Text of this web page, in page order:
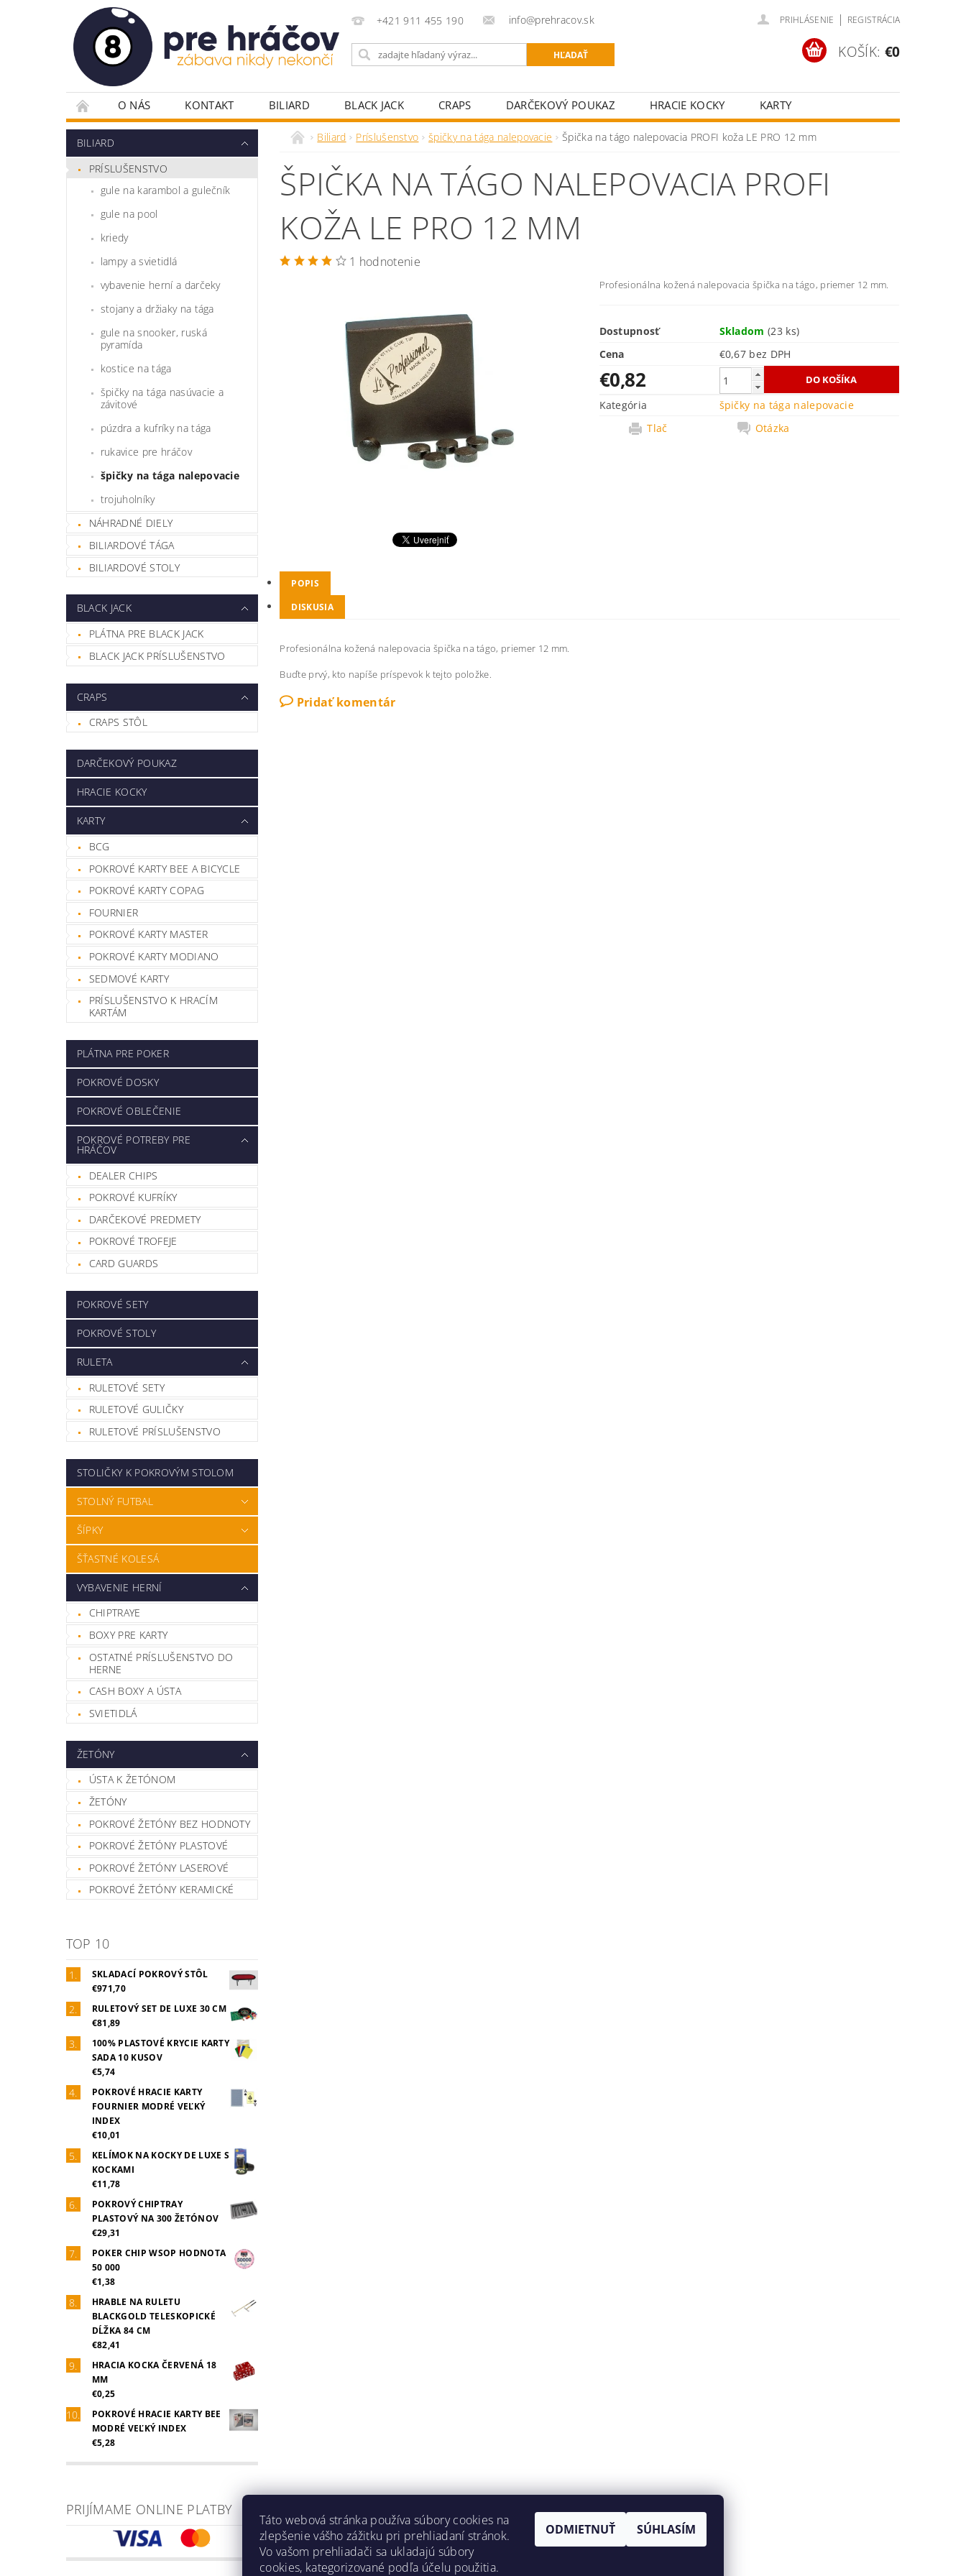
+421 911 455 190 info@prehracov.sk PRIHLÁSENIE | REGISTRÁCIA
KOŠÍK: €0
O NÁS KONTAKT BILIARD BLACK JACK CRAPS DARČEKOVÝ POUKAZ HRACIE KOCKY
KARTY
PLÁTNA PRE POKER
POKROVÉ DOSKY POKROVÉ OBLEČENIE POKROVÉ POTREBY PRE HRÁČOV
POKROVÉ SETY
POKROVÉ STOLY
RULETA
VYBAVENIE HERNÍ
ŽETÓNY
BILIARD
PRÍSLUŠENSTVO
gule na karambol a gulečník
gule na pool
kriedy
lampy a svietidlá
vybavenie herní a darčeky
stojany a držiaky na tága
gule na snooker, ruská
pyramída
kostice na tága
špičky na tága nasúvacie a
závitové
púzdra a kufríky na tága
rukavice pre hráčov
špičky na tága nalepovacie
trojuholníky
NÁHRADNÉ DIELY
BILIARDOVÉ TÁGA
BILIARDOVÉ STOLY
BLACK JACK
PLÁTNA PRE BLACK JACK
BLACK JACK PRÍSLUŠENSTVO
CRAPS
CRAPS STÔL
DARČEKOVÝ POUKAZ
HRACIE KOCKY
KARTY
BCG
POKROVÉ KARTY BEE A BICYCLE
POKROVÉ KARTY COPAG
FOURNIER
POKROVÉ KARTY MASTER
POKROVÉ KARTY MODIANO
SEDMOVÉ KARTY
PRÍSLUŠENSTVO K HRACÍM
KARTÁM
PLÁTNA PRE POKER
POKROVÉ DOSKY
POKROVÉ OBLEČENIE
POKROVÉ POTREBY PRE
HRÁČOV
DEALER CHIPS
POKROVÉ KUFRÍKY
DARČEKOVÉ PREDMETY
POKROVÉ TROFEJE
CARD GUARDS
POKROVÉ SETY
POKROVÉ STOLY
RULETA
RULETOVÉ SETY
RULETOVÉ GULIČKY
RULETOVÉ PRÍSLUŠENSTVO
STOLIČKY K POKROVÝM STOLOM
STOLNÝ FUTBAL
ŠÍPKY
ŠŤASTNÉ KOLESÁ
VYBAVENIE HERNÍ
CHIPTRAYE
BOXY PRE KARTY
OSTATNÉ PRÍSLUŠENSTVO DO
HERNE
CASH BOXY A ÚSTA
SVIETIDLÁ
ŽETÓNY
ÚSTA K ŽETÓNOM
ŽETÓNY
POKROVÉ ŽETÓNY BEZ HODNOTY
POKROVÉ ŽETÓNY PLASTOVÉ
POKROVÉ ŽETÓNY LASEROVÉ
POKROVÉ ŽETÓNY KERAMICKÉ
TOP 10
SKLADACÍ POKROVÝ STÔL
€971,70
RULETOVÝ SET DE LUXE 30 CM
€81,89
100% PLASTOVÉ KRYCIE KARTY
SADA 10 KUSOV
€5,74
POKROVÉ HRACIE KARTY
FOURNIER MODRÉ VEĽKÝ
INDEX
€10,01
KELÍMOK NA KOCKY DE LUXE S
KOCKAMI
€11,78
POKROVÝ CHIPTRAY
PLASTOVÝ NA 300 ŽETÓNOV
€29,31
POKER CHIP WSOP HODNOTA
50 000
€1,38
HRABLE NA RULETU
BLACKGOLD TELESKOPICKÉ
DĹŽKA 84 CM
€82,41
HRACIA KOCKA ČERVENÁ 18
MM
€0,25
POKROVÉ HRACIE KARTY BEE
MODRÉ VEĽKÝ INDEX
€5,28
PRIJÍMAME ONLINE PLATBY
Biliard Príslušenstvo špičky na tága nalepovacie Špička na tágo nalepovacia PROFI koža LE PRO 12 mm
ŠPIČKA NA TÁGO NALEPOVACIA PROFI
KOŽA LE PRO 12 MM
1 hodnotenie
Profesionálna kožená nalepovacia špička na tágo, priemer 12 mm.
Dostupnosť Skladom(23 ks)
Cena
€0,67 bez DPH
€0,82
Kategória
špičky na tága nalepovacie
Tlač
Otázka
POPIS
DISKUSIA
Profesionálna kožená nalepovacia špička na tágo, priemer 12 mm.
Buďte prvý, kto napíše príspevok k tejto položke.
Pridať komentár
Táto webová stránka používa súbory cookies na
zlepšenie vášho zážitku pri prehliadaní stránok.
Vo vašom prehliadači sa ukladajú súbory
cookies, kategorizované podľa účelu použitia.
ODMIETNUŤ SÚHLASÍM